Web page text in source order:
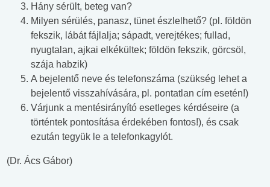
Hány sérült, beteg van?
Milyen sérülés, panasz, tünet észlelhető? (pl. földön
fekszik, lábát fájlalja; sápadt, verejtékes; fullad,
nyugtalan, ajkai elkékültek; földön fekszik, görcsöl,
szája habzik)
A bejelentő neve és telefonszáma (szükség lehet a
bejelentő visszahívására, pl. pontatlan cím esetén!)
Várjunk a mentésirányító esetleges kérdéseire (a
történtek pontosítása érdekében fontos!), és csak
ezután tegyük le a telefonkagylót.
(Dr. Ács Gábor)